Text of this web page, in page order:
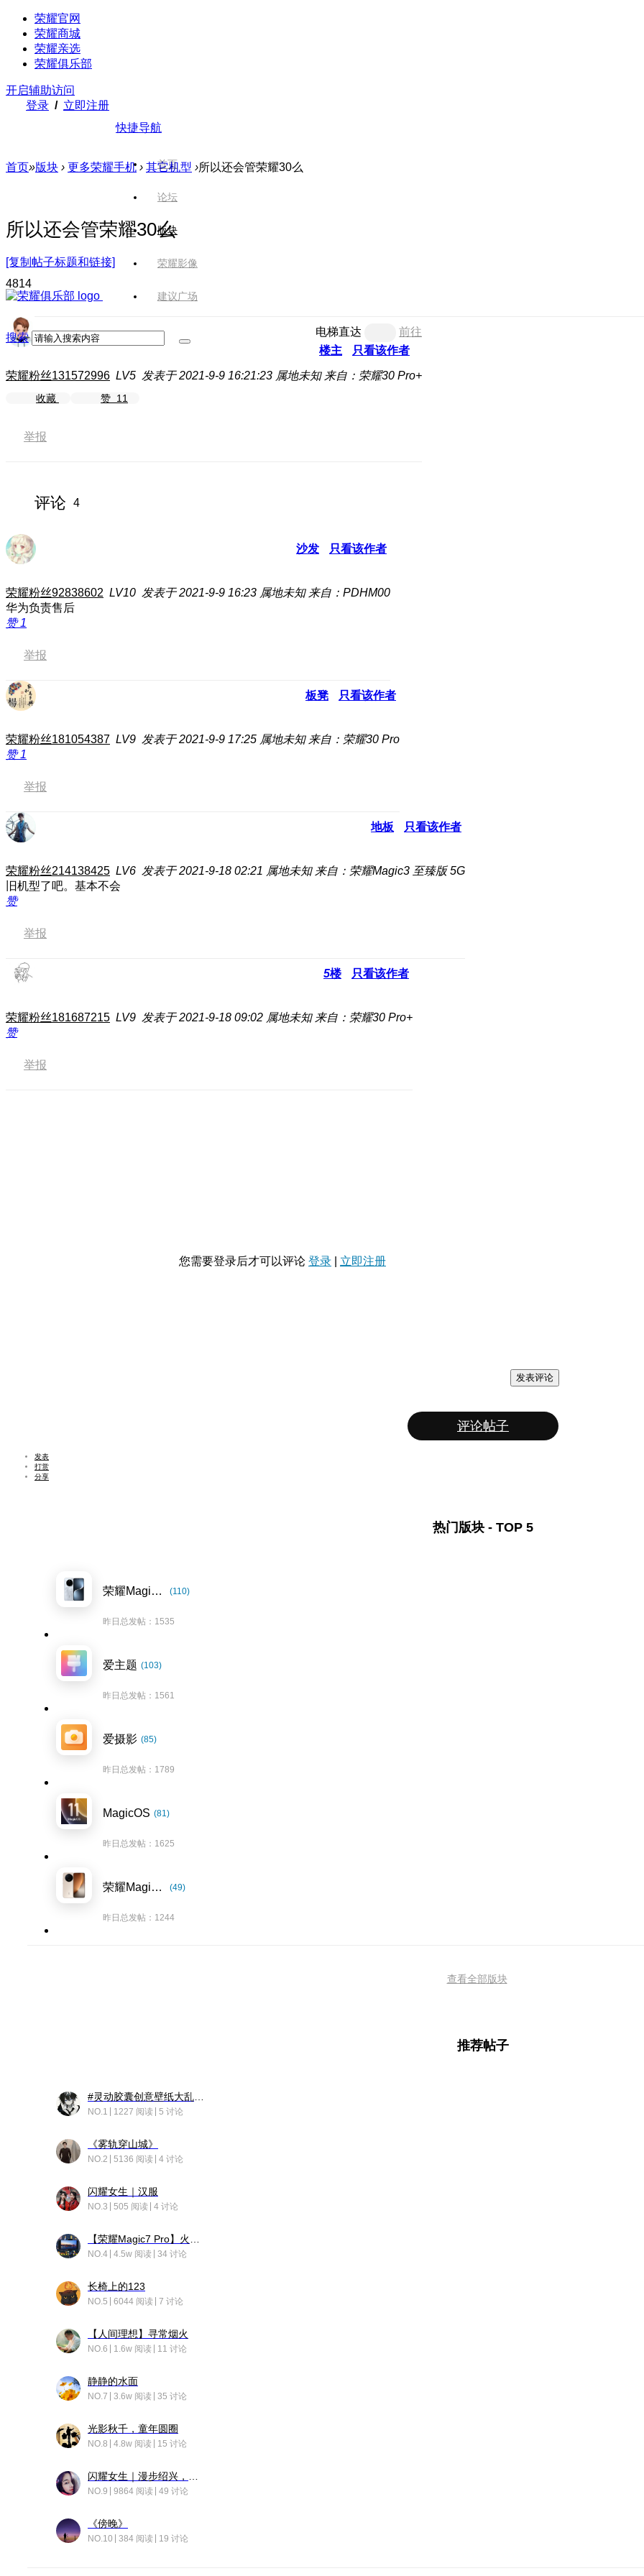
荣耀官网
荣耀商城
荣耀亲选
荣耀俱乐部
开启辅助访问
登录 / 立即注册
快捷导航
首页
论坛
版块
荣耀影像
建议广场
搜索
首页»版块 › 更多荣耀手机 › 其它机型 ›所以还会管荣耀30么
所以还会管荣耀30么
[复制帖子标题和链接]
4814
电梯直达
前往
楼主
只看该作者
荣耀粉丝131572996 LV5 发表于 2021-9-9 16:21:23 属地未知 来自：荣耀30 Pro+
收藏 赞 11
举报
评论 4
沙发 只看该作者
荣耀粉丝92838602 LV10 发表于 2021-9-9 16:23 属地未知 来自：PDHM00
华为负责售后
赞1
举报
板凳 只看该作者
荣耀粉丝181054387 LV9 发表于 2021-9-9 17:25 属地未知 来自：荣耀30 Pro
赞1
举报
地板 只看该作者
荣耀粉丝214138425 LV6 发表于 2021-9-18 02:21 属地未知 来自：荣耀Magic3 至臻版 5G
旧机型了吧。基本不会
赞
举报
5楼 只看该作者
荣耀粉丝181687215 LV9 发表于 2021-9-18 09:02 属地未知 来自：荣耀30 Pro+
赞
举报
您需要登录后才可以评论 登录 立即注册
发表评论
评论帖子
发表
打赏
分享
热门版块 - TOP 5
荣耀Magic7系列 (110)
昨日总发帖：1535
爱主题 (103)
昨日总发帖：1561
爱摄影 (85)
昨日总发帖：1789
MagicOS (81)
昨日总发帖：1625
荣耀Magic8系列 (49)
昨日总发帖：1244
查看全部版块
推荐帖子
NO.1 1227 阅读 5 讨论
《雾轨穿山城》
NO.2 5136 阅读 4 讨论
闪耀女生｜汉服
NO.3 505 阅读 4 讨论
NO.4 4.5w 阅读 34 讨论
长椅上的123
NO.5 6044 阅读 7 讨论
【人间理想】寻常烟火
NO.6 1.6w 阅读 11 讨论
静静的水面
NO.7 3.6w 阅读 35 讨论
光影秋千，童年圆圈
NO.8 4.8w 阅读 15 讨论
NO.9 9864 阅读 49 讨论
《傍晚》
NO.10 384 阅读 19 讨论